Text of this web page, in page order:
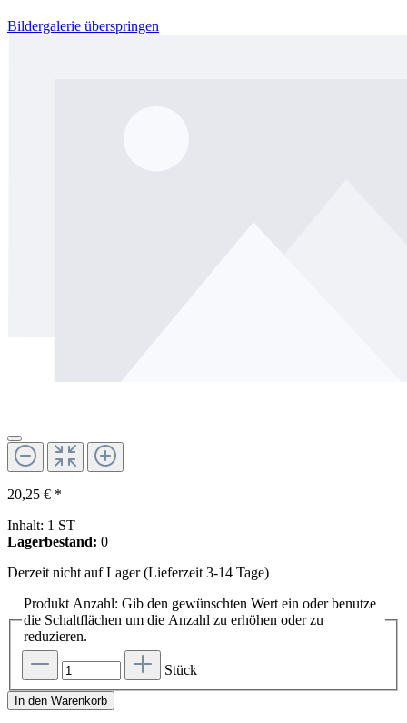
Bildergalerie überspringen
20,25 € *
Inhalt: 1 ST
Lagerbestand: 0
Derzeit nicht auf Lager (Lieferzeit 3-14 Tage)
Produkt Anzahl: Gib den gewünschten Wert ein oder benutze
die Schaltflächen um die Anzahl zu erhöhen oder zu
reduzieren.
Stück
In den Warenkorb